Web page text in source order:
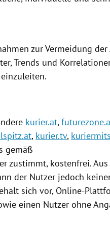
zur Vermeidung
Trends und
kurier.at,
, kurier.tv,
gemäß
zustimmt, kostenfrei.
der Nutzer jedoch
sich vor, Online-
einen Nutzer ohne